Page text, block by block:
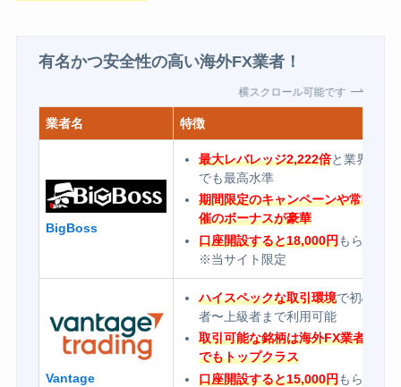
有名かつ安全性の高い海外FX業者！
横スクロール可能です
業者名 特徴
BigBoss
最大レバレッジ2,222倍と業界内
でも最高水準
期間限定のキャンペーンや常時開
催のボーナスが豪華
口座開設すると18,000円もらえる
※当サイト限定
Vantage
ハイスペックな取引環境で初心
者〜上級者まで利用可能
取引可能な銘柄は海外FX業者の中
でもトップクラス
口座開設すると15,000円もらえる